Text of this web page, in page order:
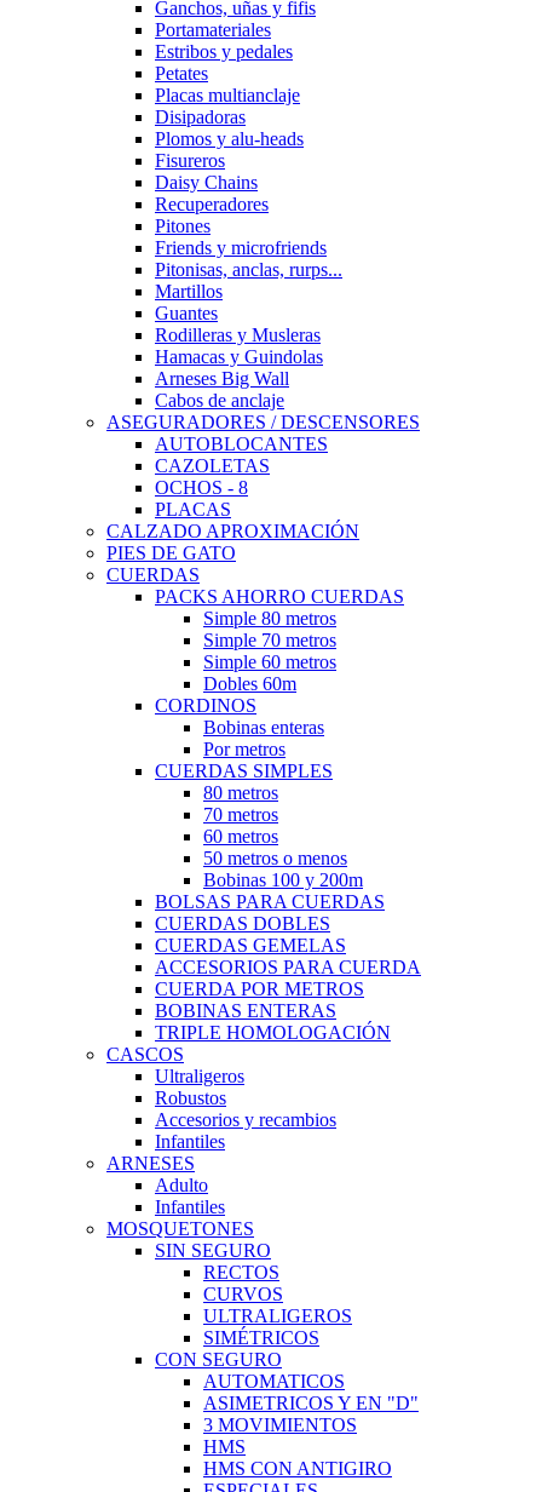
Ganchos, uñas y fifis
Portamateriales
Estribos y pedales
Petates
Placas multianclaje
Disipadoras
Plomos y alu-heads
Fisureros
Daisy Chains
Recuperadores
Pitones
Friends y microfriends
Pitonisas, anclas, rurps...
Martillos
Guantes
Rodilleras y Musleras
Hamacas y Guindolas
Arneses Big Wall
Cabos de anclaje
ASEGURADORES / DESCENSORES
AUTOBLOCANTES
CAZOLETAS
OCHOS - 8
PLACAS
CALZADO APROXIMACIÓN
PIES DE GATO
CUERDAS
PACKS AHORRO CUERDAS
Simple 80 metros
Simple 70 metros
Simple 60 metros
Dobles 60m
CORDINOS
Bobinas enteras
Por metros
CUERDAS SIMPLES
80 metros
70 metros
60 metros
50 metros o menos
Bobinas 100 y 200m
BOLSAS PARA CUERDAS
CUERDAS DOBLES
CUERDAS GEMELAS
ACCESORIOS PARA CUERDA
CUERDA POR METROS
BOBINAS ENTERAS
TRIPLE HOMOLOGACIÓN
CASCOS
Ultraligeros
Robustos
Accesorios y recambios
Infantiles
ARNESES
Adulto
Infantiles
MOSQUETONES
SIN SEGURO
RECTOS
CURVOS
ULTRALIGEROS
SIMÉTRICOS
CON SEGURO
AUTOMATICOS
ASIMETRICOS Y EN "D"
3 MOVIMIENTOS
HMS
HMS CON ANTIGIRO